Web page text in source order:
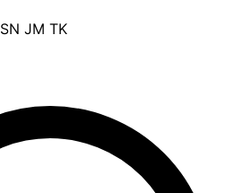
SN JM TK